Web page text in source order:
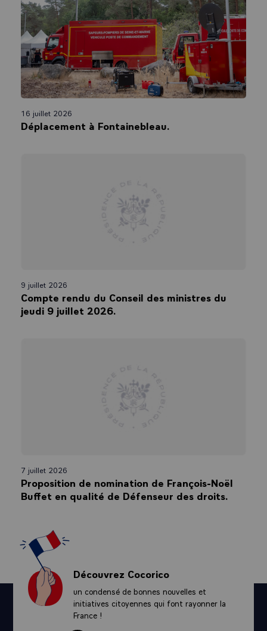
16 juillet 2026
Déplacement à Fontainebleau.
9 juillet 2026
Compte rendu du Conseil des ministres du
jeudi 9 juillet 2026.
7 juillet 2026
Proposition de nomination de François-Noël
Buffet en qualité de Défenseur des droits.
Découvrez Cocorico
un condensé de bonnes nouvelles et
initiatives citoyennes qui font rayonner la
France !